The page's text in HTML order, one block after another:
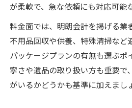
が柔軟で、急な依頼にも対応可能
料金面では、明朗会計を掲げる業
不用品回収や供養、特殊清掃など
パッケージプランの有無も選ぶポ
寧さや遺品の取り扱い方も重要で
がいるかどうかも基準に加えまし